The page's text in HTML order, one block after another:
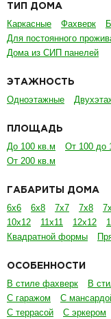
ТИП ДОМА
Каркасные Фахверк
Для постоянного
Дома из СИП панелей
ЭТАЖНОСТЬ
Одноэтажные
ПЛОЩАДЬ
До 100 кв.м От 100 до
От 200 кв.м
ГАБАРИТЫ ДОМА
6х6 6х8 7х7 7х8
10х12
11х11 12х12
Квадратной формы
ОСОБЕННОСТИ
В стиле фахверк В
С гаражом
С
С террасой
С эркером